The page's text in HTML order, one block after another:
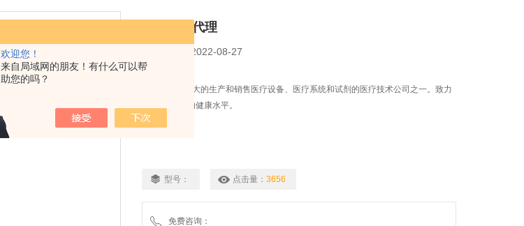
欢迎您！
来自局域网的朋友！有什么可以帮
助您的吗？
BD PMG代理
2022-08-27
简要描述：
BD是世界上Z大的生产和销售医疗设备、医疗系统和试剂的医疗技术公司之一。致力
于提高*人类的健康水平。
型号： 点击量： 3656
免费咨询：